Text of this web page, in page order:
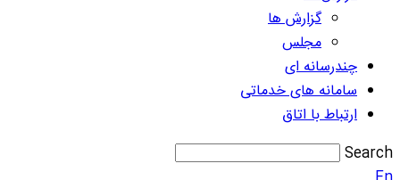
گزارش ها
مجلس
چندرسانه ای
سامانه های خدماتی
ارتباط با اتاق
Search